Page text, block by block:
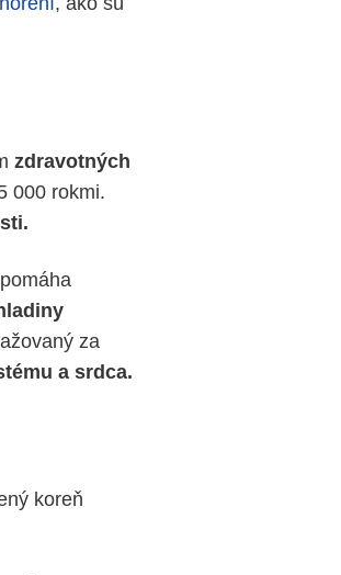
zdravotných
000 rokmi.
za
a srdca.
koreň